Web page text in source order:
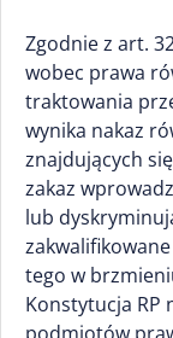
Zgodnie z art.
wobec prawa
traktowania
wynika nakaz
znajdujących
zakaz
lub
tego w
Konstytucja RP